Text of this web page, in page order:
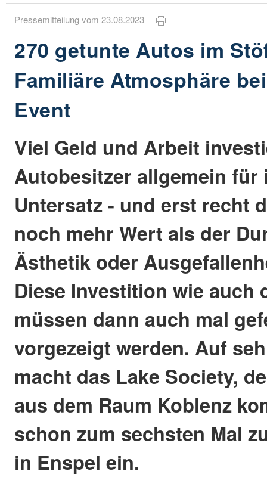
Pressemitteilung vom 23.08.2023
270 getunte Autos im
Familiäre Atmosphäre
Event
Viel Geld und Arbeit
Autobesitzer allgemein für
Untersatz - und erst recht
noch mehr Wert als der
Ästhetik oder
Diese Investition wie auch
müssen dann auch mal
vorgezeigt werden. Auf
macht das Lake Society,
aus dem Raum Koblenz
schon zum sechsten Mal
in Enspel ein.